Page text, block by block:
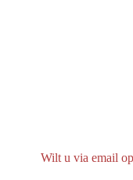
Wilt u via email